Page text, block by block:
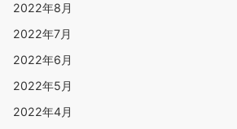
2022年8月
2022年7月
2022年6月
2022年5月
2022年4月